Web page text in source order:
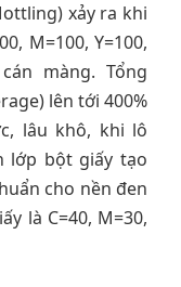
xảy ra khi
M=100, Y=100,
màng. Tổng
lên tới 400%
lâu khô, khi lô
lớp bột giấy tạo
cho nền đen
là C=40, M=30,